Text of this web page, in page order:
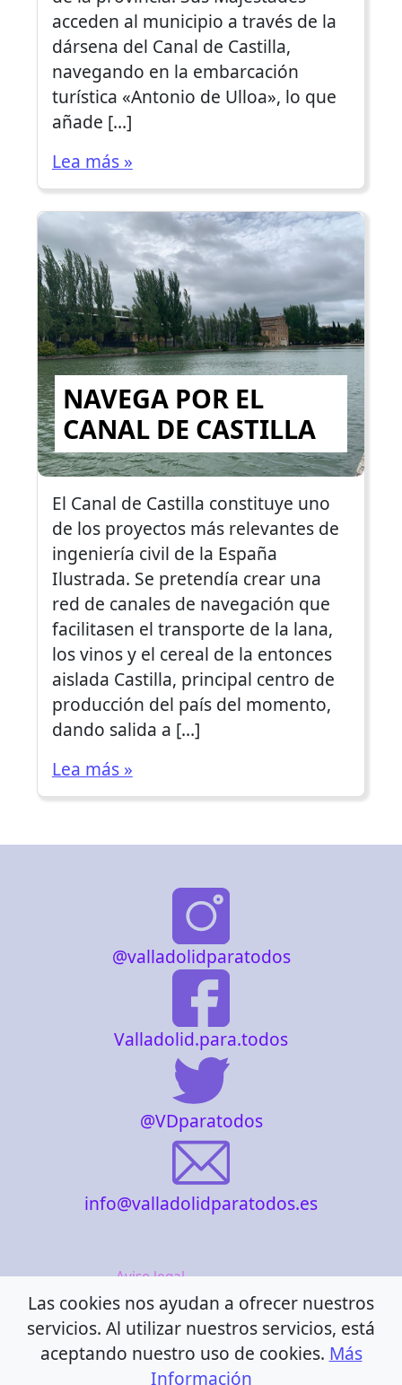
acceden al municipio a través de la
dársena del Canal de Castilla,
navegando en la embarcación
turística «Antonio de Ulloa», lo que
añade […]
Lea más »
NAVEGA POR EL
CANAL DE CASTILLA
El Canal de Castilla constituye uno
de los proyectos más relevantes de
ingeniería civil de la España
Ilustrada. Se pretendía crear una
red de canales de navegación que
facilitasen el transporte de la lana,
los vinos y el cereal de la entonces
aislada Castilla, principal centro de
producción del país del momento,
dando salida a […]
Lea más »
@valladolidparatodos
Valladolid.para.todos
@VDparatodos
info@valladolidparatodos.es
Aviso legal
Política de cookies
Política de privacidad
Las cookies nos ayudan a ofrecer nuestros
servicios. Al utilizar nuestros servicios, está
aceptando nuestro uso de cookies. Más
Información